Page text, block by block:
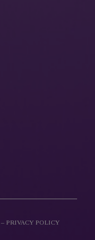
– PRIVACY POLICY